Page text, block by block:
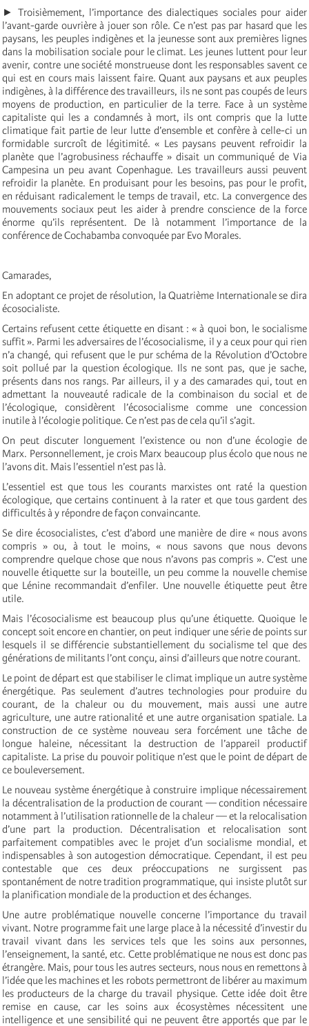
► Troisièmement, l’importance des dialectiques sociales pour aider
l’avant-garde ouvrière à jouer son rôle. Ce n’est pas par hasard que les
paysans, les peuples indigènes et la jeunesse sont aux premières lignes
dans la mobilisation sociale pour le climat. Les jeunes luttent pour leur
avenir, contre une société monstrueuse dont les responsables savent ce
qui est en cours mais laissent faire. Quant aux paysans et aux peuples
indigènes, à la différence des travailleurs, ils ne sont pas coupés de leurs
moyens de production, en particulier de la terre. Face à un système
capitaliste qui les a condamnés à mort, ils ont compris que la lutte
climatique fait partie de leur lutte d’ensemble et confère à celle-ci un
formidable surcroît de légitimité. « Les paysans peuvent refroidir la
planète que l’agrobusiness réchauffe » disait un communiqué de Via
Campesina un peu avant Copenhague. Les travailleurs aussi peuvent
refroidir la planète. En produisant pour les besoins, pas pour le profit,
en réduisant radicalement le temps de travail, etc. La convergence des
mouvements sociaux peut les aider à prendre conscience de la force
énorme qu’ils représentent. De là notamment l’importance de la
conférence de Cochabamba convoquée par Evo Morales.
Camarades,
En adoptant ce projet de résolution, la Quatrième Internationale se dira
écosocialiste.
Certains refusent cette étiquette en disant : « à quoi bon, le socialisme
suffit ». Parmi les adversaires de l’écosocialisme, il y a ceux pour qui rien
n’a changé, qui refusent que le pur schéma de la Révolution d’Octobre
soit pollué par la question écologique. Ils ne sont pas, que je sache,
présents dans nos rangs. Par ailleurs, il y a des camarades qui, tout en
admettant la nouveauté radicale de la combinaison du social et de
l’écologique, considèrent l’écosocialisme comme une concession
inutile à l’écologie politique. Ce n’est pas de cela qu’il s’agit.
On peut discuter longuement l’existence ou non d’une écologie de
Marx. Personnellement, je crois Marx beaucoup plus écolo que nous ne
l’avons dit. Mais l’essentiel n’est pas là.
L’essentiel est que tous les courants marxistes ont raté la question
écologique, que certains continuent à la rater et que tous gardent des
difficultés à y répondre de façon convaincante.
Se dire écosocialistes, c’est d’abord une manière de dire « nous avons
compris » ou, à tout le moins, « nous savons que nous devons
comprendre quelque chose que nous n’avons pas compris ». C’est une
nouvelle étiquette sur la bouteille, un peu comme la nouvelle chemise
que Lénine recommandait d’enfiler. Une nouvelle étiquette peut être
utile.
Mais l’écosocialisme est beaucoup plus qu’une étiquette. Quoique le
concept soit encore en chantier, on peut indiquer une série de points sur
lesquels il se différencie substantiellement du socialisme tel que des
générations de militants l’ont conçu, ainsi d’ailleurs que notre courant.
Le point de départ est que stabiliser le climat implique un autre système
énergétique. Pas seulement d’autres technologies pour produire du
courant, de la chaleur ou du mouvement, mais aussi une autre
agriculture, une autre rationalité et une autre organisation spatiale. La
construction de ce système nouveau sera forcément une tâche de
longue haleine, nécessitant la destruction de l’appareil productif
capitaliste. La prise du pouvoir politique n’est que le point de départ de
ce bouleversement.
Le nouveau système énergétique à construire implique nécessairement
la décentralisation de la production de courant — condition nécessaire
notamment à l’utilisation rationnelle de la chaleur — et la relocalisation
d’une part la production. Décentralisation et relocalisation sont
parfaitement compatibles avec le projet d’un socialisme mondial, et
indispensables à son autogestion démocratique. Cependant, il est peu
contestable que ces deux préoccupations ne surgissent pas
spontanément de notre tradition programmatique, qui insiste plutôt sur
la planification mondiale de la production et des échanges.
Une autre problématique nouvelle concerne l’importance du travail
vivant. Notre programme fait une large place à la nécessité d’investir du
travail vivant dans les services tels que les soins aux personnes,
l’enseignement, la santé, etc. Cette problématique ne nous est donc pas
étrangère. Mais, pour tous les autres secteurs, nous nous en remettons à
l’idée que les machines et les robots permettront de libérer au maximum
les producteurs de la charge du travail physique. Cette idée doit être
remise en cause, car les soins aux écosystèmes nécessitent une
intelligence et une sensibilité qui ne peuvent être apportés que par le